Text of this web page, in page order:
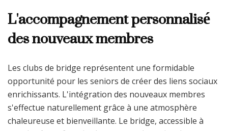
L'accompagnement personnalisé
des nouveaux membres
Les clubs de bridge représentent une formidable
opportunité pour les seniors de créer des liens sociaux
enrichissants. L'intégration des nouveaux membres
s'effectue naturellement grâce à une atmosphère
chaleureuse et bienveillante. Le bridge, accessible à